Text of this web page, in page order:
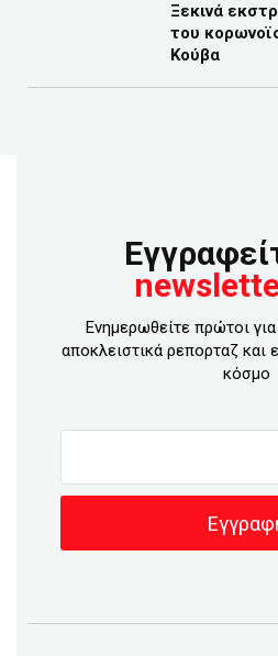
Ξεκινά
του
Κούβα
Ενημερωθείτε πρώτοι για
αποκλειστικά ρεπορταζ και
κόσμο